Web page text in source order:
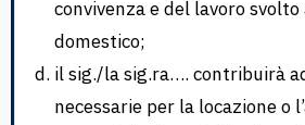
convivenza e del lavoro
domestico;
il sig./la sig.ra…. contribuirà
necessarie per la locazione o